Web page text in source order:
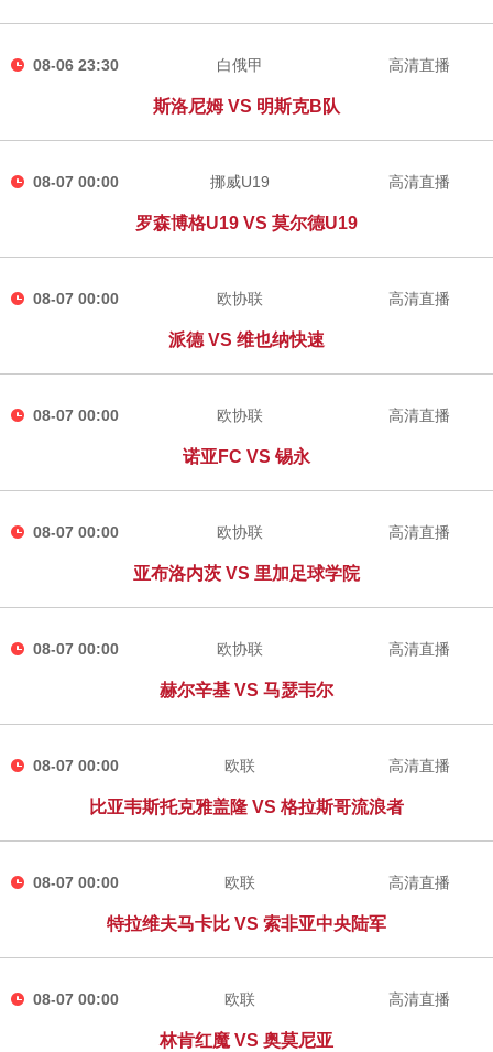
08-06 23:30 白俄甲
斯洛尼姆 VS 明斯克B队
高清直播
08-07 00:00 挪威U19
罗森博格U19 VS 莫尔德U19
高清直播
08-07 00:00 欧协联
派德 VS 维也纳快速
高清直播
08-07 00:00 欧协联
诺亚FC VS 锡永
高清直播
08-07 00:00 欧协联
亚布洛内茨 VS 里加足球学院
高清直播
08-07 00:00 欧协联
赫尔辛基 VS 马瑟韦尔
高清直播
08-07 00:00 欧联
比亚韦斯托克雅盖隆 VS 格拉斯哥流浪者
高清直播
08-07 00:00 欧联
特拉维夫马卡比 VS 索非亚中央陆军
高清直播
08-07 00:00 欧联
林肯红魔 VS 奥莫尼亚
高清直播